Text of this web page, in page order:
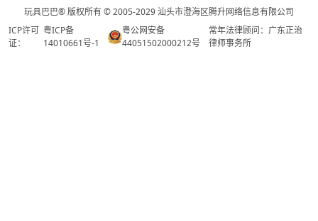
玩具巴巴® 版权所有 © 2005-2029 汕头市澄海区腾升网络信息有限公司
ICP许可
证：
粤ICP备
14010661号-1
粤公网安备
44051502000212号
常年法律顾问：广东正治
律师事务所